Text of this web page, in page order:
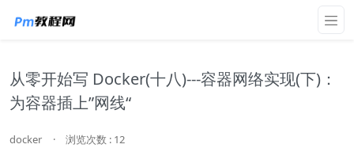
从零开始写 Docker(十八)---容器网络实现(下)：
为容器插上”网线“
docker · 浏览次数 : 12